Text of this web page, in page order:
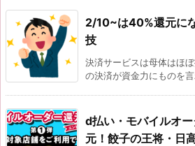
2/10~は40%還元に
技
決済サービスは母体はほ
の決済が資金力にものを
d払い・モバイルオ
元！餃子の王将・日